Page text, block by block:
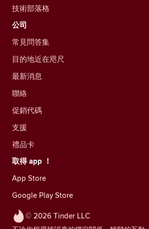
© 2026 Tinder LLC
技術部落格
公司
常見問答集
目的地近在咫尺
最新消息
聯絡
促銷代碼
支援
禮品卡
取得 app ！
App Store
Google Play Store